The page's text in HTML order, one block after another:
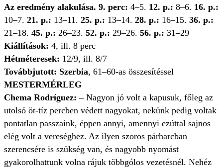
Az eredmény alakulása. 9. perc: 4–5. 12. p.: 8–6. 16. p.:
10–7. 21. p.: 13–11. 25. p.: 13–14. 28. p.: 16–15. 36. p.:
21–18. 45. p.: 26–23. 52. p.: 29–26. 56. p.: 31–29
Kiállítások: 4, ill. 8 perc
Hétméteresek: 12/9, ill. 8/7
Továbbjutott: Szerbia, 61–60-as összesítéssel
MESTERMÉRLEG
Chema Rodríguez: –Nagyon jó volt a kapusuk, főleg az
utolsó öt-tíz percben védett nagyokat, nekünk pedig voltak
pontatlan passzaink, éppen annyi, amennyi ezúttal sajnos
elég volt a vereséghez. Az ilyen szoros párharcban
szerencsére is szükség van, és nagyobb nyomást
gyakorolhattunk volna rájuk többgólos vezetésnél. Nehéz